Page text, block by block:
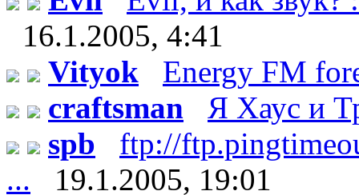
16.1.2005, 4:41
Vityok
Energy FM
craftsman
Я Хаус и
spb
ftp://
...
19.1.2005, 19:01